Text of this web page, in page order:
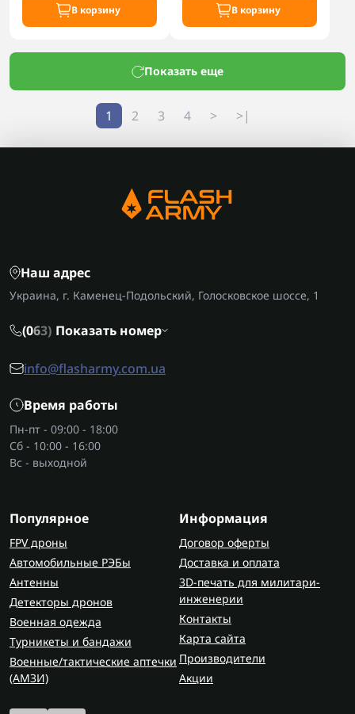
В корзину В корзину
Показать еще
1 2 3 4 > >|
Наш адрес
Украина, г. Каменец-Подольский, Голосковское шоссе, 1
(063) Показать номер
info@flasharmy.com.ua
Время работы
Пн-пт - 09:00 - 18:00
Сб - 10:00 - 16:00
Вс - выходной
Популярное
FPV дроны
Автомобильные РЭБы
Антенны
Детекторы дронов
Военная одежда
Турникеты и бандажи
Военные/тактические аптечки
(AMЗИ)
Информация
Договор оферты
Доставка и оплата
3D-печать для милитари-
инженерии
Контакты
Карта сайта
Производители
Акции